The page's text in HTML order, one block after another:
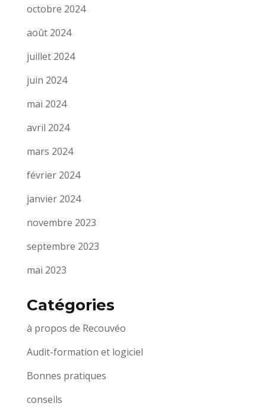
octobre 2024
août 2024
juillet 2024
juin 2024
mai 2024
avril 2024
mars 2024
février 2024
janvier 2024
novembre 2023
septembre 2023
mai 2023
Catégories
à propos de Recouvéo
Audit-formation et logiciel
Bonnes pratiques
conseils